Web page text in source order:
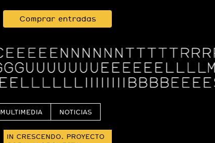
Comprar entradas
MULTIMEDIA NOTICIAS
IN CRESCENDO. PROYECTO